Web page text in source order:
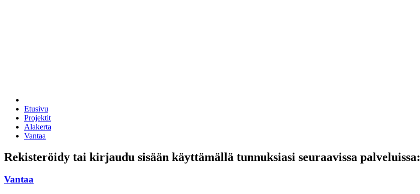
Etusivu
Projektit
Alakerta
Vantaa
Rekisteröidy tai kirjaudu sisään käyttämällä tunnuksiasi seuraavissa palveluissa:
Vantaa